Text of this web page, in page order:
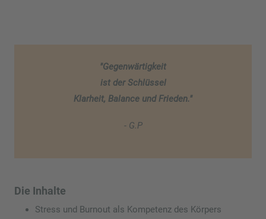
"Gegenwärtigkeit
ist der Schlüssel
Klarheit, Balance und Frieden."
- G.P
Die Inhalte
Stress und Burnout als Kompetenz des Körpers